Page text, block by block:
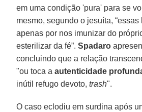
em uma condição 'pura' para se
mesmo, segundo o jesuíta,
apenas por nos imunizar do
esterilizar da fé”.Spadaro
concluindo que a relação
"ou toca aautenticidade
inútil refugo devoto,trash".
O caso eclodiu em surdina após